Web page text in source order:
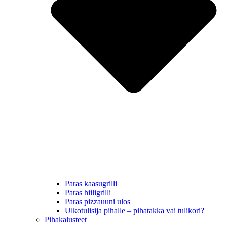
Paras kaasugrilli
Paras hiiligrilli
Paras pizzauuni ulos
Ulkotulisija pihalle – pihatakka vai tulikori?
Pihakalusteet